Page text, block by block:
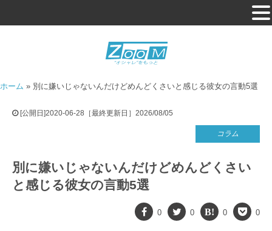
ホーム » 別に嫌いじゃないんだけどめんどくさいと感じる彼女の言動5選
[公開日]2020-06-28［最終更新日］2026/08/05
コラム
別に嫌いじゃないんだけどめんどくさい
と感じる彼女の言動5選
0 0 0 0